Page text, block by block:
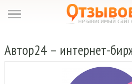
Автор24 – интернет-